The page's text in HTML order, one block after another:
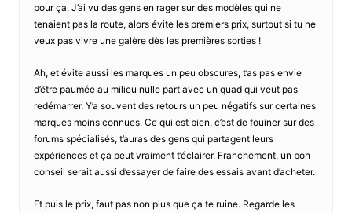
pour ça. J’ai vu des gens en rager sur des modèles qui ne
tenaient pas la route, alors évite les premiers prix, surtout si tu ne
veux pas vivre une galère dès les premières sorties !
Ah, et évite aussi les marques un peu obscures, t’as pas envie
d’être paumée au milieu nulle part avec un quad qui veut pas
redémarrer. Y’a souvent des retours un peu négatifs sur certaines
marques moins connues. Ce qui est bien, c’est de fouiner sur des
forums spécialisés, t’auras des gens qui partagent leurs
expériences et ça peut vraiment t’éclairer. Franchement, un bon
conseil serait aussi d’essayer de faire des essais avant d’acheter.
Et puis le prix, faut pas non plus que ça te ruine. Regarde les